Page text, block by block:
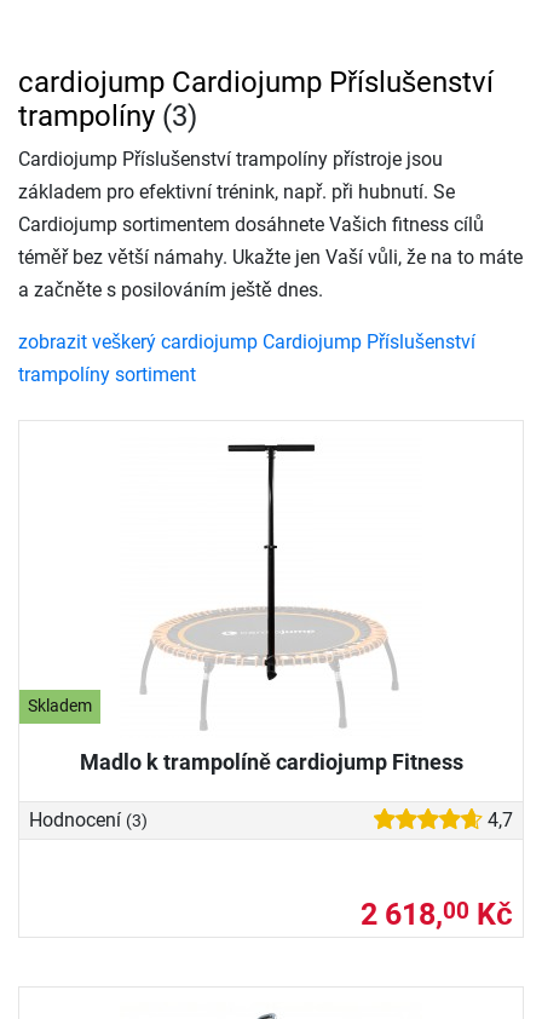
Skladem
Madlo k trampolíně cardiojump Fitness
Hodnocení (3) 4,7
2 618,00 Kč
cardiojump Cardiojump Příslušenství
trampolíny (3)
Cardiojump Příslušenství trampolíny přístroje jsou
základem pro efektivní trénink, např. při hubnutí. Se
Cardiojump sortimentem dosáhnete Vašich fitness cílů
téměř bez větší námahy. Ukažte jen Vaší vůli, že na to máte
a začněte s posilováním ještě dnes.
zobrazit veškerý cardiojump Cardiojump Příslušenství
trampolíny sortiment